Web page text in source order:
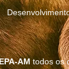
AM todos os